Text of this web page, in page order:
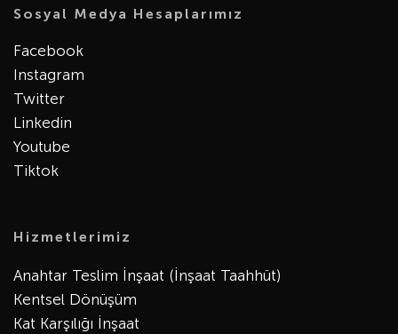
Sosyal Medya Hesaplarımız
Facebook
Instagram
Twitter
Linkedin
Youtube
Tiktok
Hizmetlerimiz
Anahtar Teslim İnşaat (İnşaat Taahhüt)
Kentsel Dönüşüm
Kat Karşılığı İnşaat